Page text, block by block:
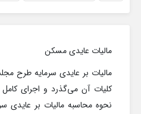
مالیات عایدی مسکن
مالیات بر عایدی سرمایه طرح
کلیات آن می‌گذرد و اجرای
نحوه محاسبه مالیات بر عایدی